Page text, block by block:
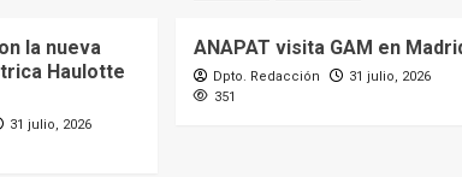
la nueva
Haulotte
31 julio, 2026
ANAPAT visita GAM en
Dpto. Redacción
31 julio, 2026
351